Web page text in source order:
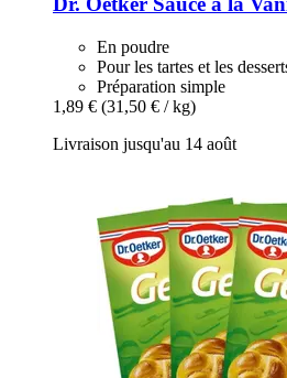
En poudre
Pour les tartes et les
Préparation simple
1,89 € (31,50 € / kg)
Livraison jusqu'au 14 août